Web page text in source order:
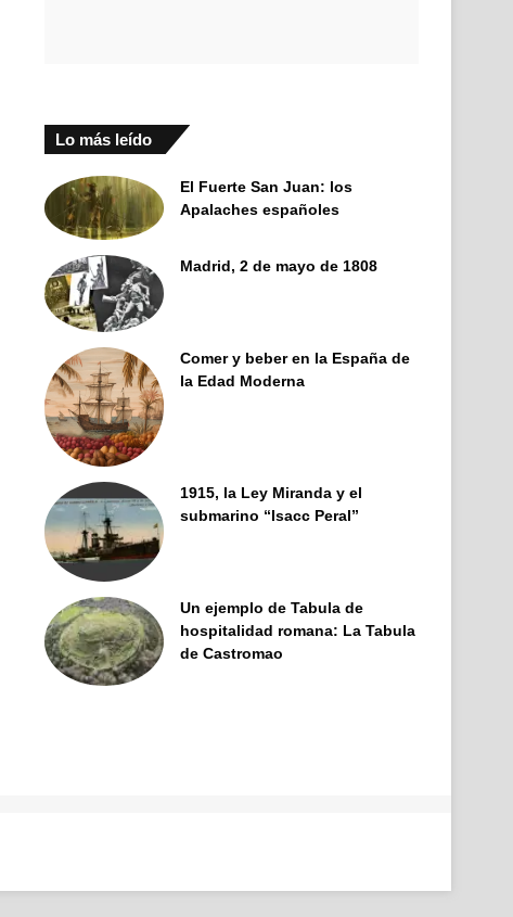
Lo más leído
El Fuerte San Juan: los
Apalaches españoles
Madrid, 2 de mayo de 1808
Comer y beber en la España de
la Edad Moderna
1915, la Ley Miranda y el
submarino “Isacc Peral”
Un ejemplo de Tabula de
hospitalidad romana: La Tabula
de Castromao